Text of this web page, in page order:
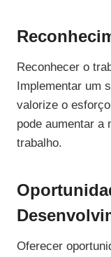
Reconhecer o
Implementar um
valorize o
pode aumentar a
trabalho.
Oferecer